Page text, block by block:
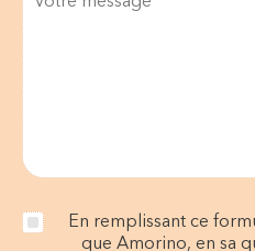
En remplissant ce
que Amorino, en sa